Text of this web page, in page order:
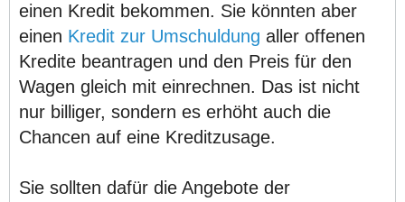
einen Kredit bekommen. Sie könnten aber
einen Kredit zur Umschuldung aller offenen
Kredite beantragen und den Preis für den
Wagen gleich mit einrechnen. Das ist nicht
nur billiger, sondern es erhöht auch die
Chancen auf eine Kreditzusage.
Sie sollten dafür die Angebote der